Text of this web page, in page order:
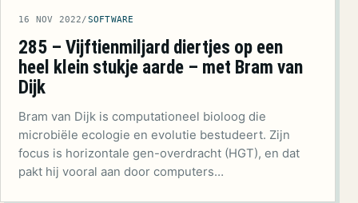
16 NOV 2022/SOFTWARE
285 – Vijftienmiljard diertjes op een
heel klein stukje aarde – met Bram van
Dijk
Bram van Dijk is computationeel bioloog die
microbiële ecologie en evolutie bestudeert. Zijn
focus is horizontale gen-overdracht (HGT), en dat
pakt hij vooral aan door computers…